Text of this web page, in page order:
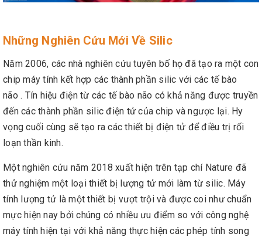
Những Nghiên Cứu Mới Về Silic
Năm 2006, các nhà nghiên cứu tuyên bố họ đã tạo ra một con
chip máy tính kết hợp các thành phần silic với các tế bào
não . Tín hiệu điện từ các tế bào não có khả năng được truyền
đến các thành phần silic điện tử của chip và ngược lại. Hy
vọng cuối cùng sẽ tạo ra các thiết bị điện tử để điều trị rối
loạn thần kinh.
Một nghiên cứu năm 2018 xuất hiện trên tạp chí Nature đã
thử nghiệm một loại thiết bị lượng tử mới làm từ silic. Máy
tính lượng tử là một thiết bị vượt trội và được coi như chuẩn
mực hiện nay bởi chúng có nhiều ưu điểm so với công nghệ
máy tính hiện tại với khả năng thực hiện các phép tính song